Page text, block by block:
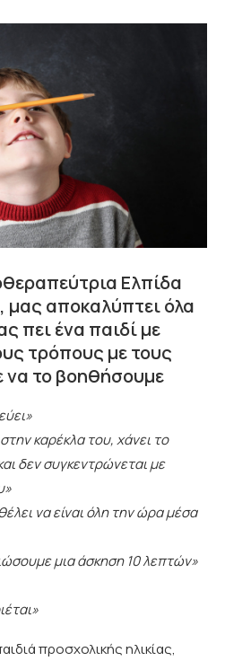
Ελπίδα
αποκαλύπτει όλα
πει ένα παιδί με
τρόπους με τους
να το βοηθήσουμε
καρέκλα του, χάνει το
δεν συγκεντρώνεται με
να είναι όλη την ώρα μέσα
μια άσκηση 10 λεπτών»
προσχολικής ηλικίας,